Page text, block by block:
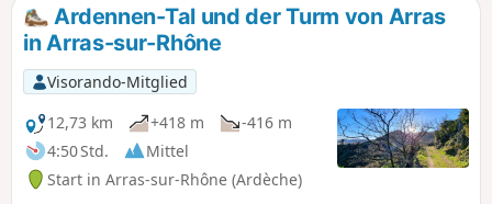
Ardennen-Tal und der Turm von Arras
in Arras-sur-Rhône
Visorando-Mitglied
12,73 km
+418 m
-416 m
4:50 Std.
Mittel
Start in Arras-sur-Rhône (Ardèche)